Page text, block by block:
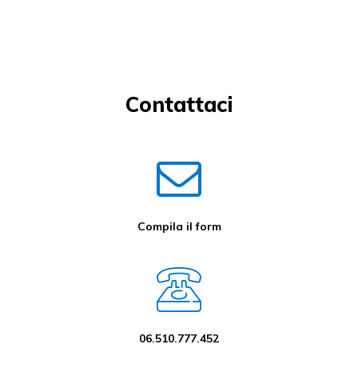
Contattaci
Compila il form
06.510.777.452